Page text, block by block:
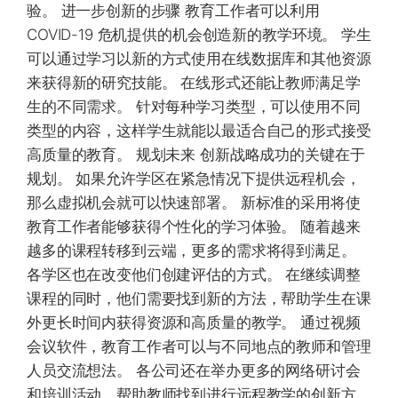
验。 进一步创新的步骤 教育工作者可以利用
COVID-19 危机提供的机会创造新的教学环境。 学生
可以通过学习以新的方式使用在线数据库和其他资源
来获得新的研究技能。 在线形式还能让教师满足学
生的不同需求。 针对每种学习类型，可以使用不同
类型的内容，这样学生就能以最适合自己的形式接受
高质量的教育。 规划未来 创新战略成功的关键在于
规划。 如果允许学区在紧急情况下提供远程机会，
那么虚拟机会就可以快速部署。 新标准的采用将使
教育工作者能够获得个性化的学习体验。 随着越来
越多的课程转移到云端，更多的需求将得到满足。
各学区也在改变他们创建评估的方式。 在继续调整
课程的同时，他们需要找到新的方法，帮助学生在课
外更长时间内获得资源和高质量的教学。 通过视频
会议软件，教育工作者可以与不同地点的教师和管理
人员交流想法。 各公司还在举办更多的网络研讨会
和培训活动，帮助教师找到进行远程教学的创新方